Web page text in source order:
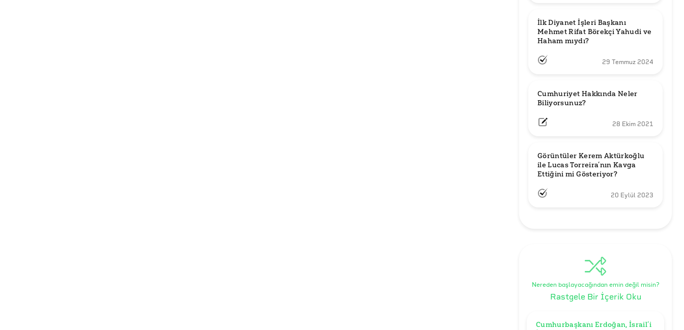
İlk Diyanet İşleri Başkanı
Mehmet Rifat Börekçi Yahudi ve
Haham mıydı?
29 Temmuz 2024
Cumhuriyet Hakkında Neler
Biliyorsunuz?
28 Ekim 2021
Görüntüler Kerem Aktürkoğlu
ile Lucas Torreira’nın Kavga
Ettiğini mi Gösteriyor?
20 Eylül 2023
Nereden başlayacağından emin değil misin?
Rastgele Bir İçerik Oku
Cumhurbaşkanı Erdoğan, İsrail’i